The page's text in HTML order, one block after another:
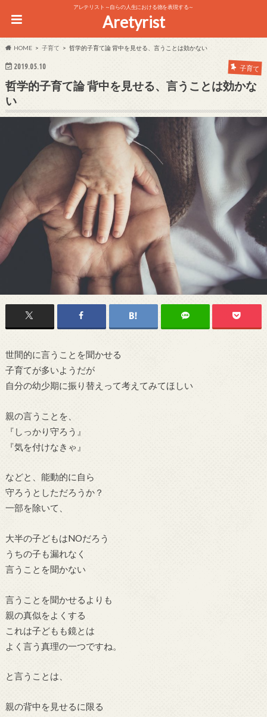
アレテリスト～自らの人生における徳を表現する～
Aretyrist
HOME 子育て 哲学的子育て論 背中を見せる、言うことは効かない
2019.05.10 子育て
哲学的子育て論 背中を見せる、言うことは効かな
い
世間的に言うことを聞かせる
子育てが多いようだが
自分の幼少期に振り替えって考えてみてほしい
親の言うことを、
『しっかり守ろう』
『気を付けなきゃ』
などと、能動的に自ら
守ろうとしただろうか？
一部を除いて、
大半の子どもはNOだろう
うちの子も漏れなく
言うことを聞かない
言うことを聞かせるよりも
親の真似をよくする
これは子どもも鏡とは
よく言う真理の一つですね。
と言うことは、
親の背中を見せるに限る